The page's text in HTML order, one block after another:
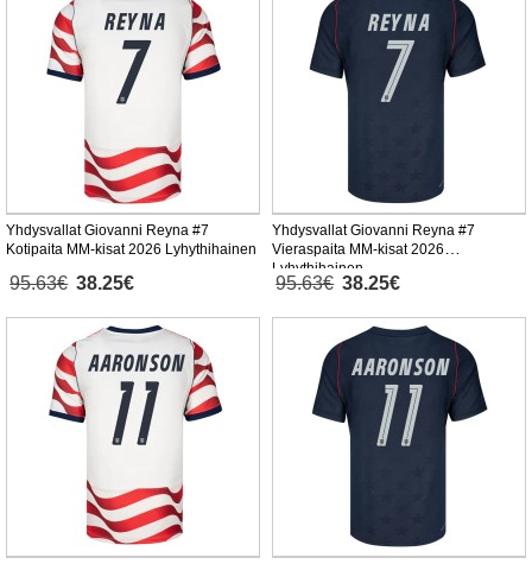
Yhdysvallat Giovanni Reyna #7
Kotipaita MM-kisat 2026 Lyhythihainen
95.63€ 38.25€
Yhdysvallat Giovanni Reyna #7
Vieraspaita MM-kisat 2026
Lyhythihainen
95.63€ 38.25€